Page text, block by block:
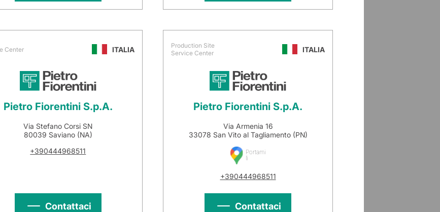
Center ITALIA
Pietro Fiorentini S.p.A.
Via Stefano Corsi SN
80039 Saviano (NA)
+390444968511
Contattaci
Production Site
Service Center
ITALIA
Pietro Fiorentini S.p.A.
Via Armenia 16
33078 San Vito al Tagliamento (PN)
Portami
lì
+390444968511
Contattaci